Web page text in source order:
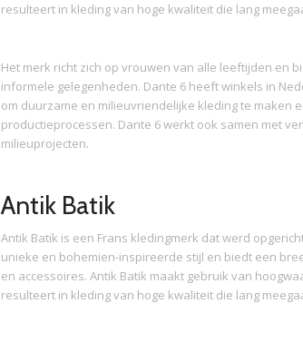
resulteert in kleding van hoge kwaliteit die lang
Het merk richt zich op vrouwen van alle leeftijden en
informele gelegenheden. Dante 6 heeft winkels in
om duurzame en milieuvriendelijke kleding te maken
productieprocessen. Dante 6 werkt ook samen met
milieuprojecten.
Antik Batik
Antik Batik is een Frans kledingmerk dat werd
unieke en bohemien-inspireerde stijl en biedt een
en accessoires. Antik Batik maakt gebruik van
resulteert in kleding van hoge kwaliteit die lang